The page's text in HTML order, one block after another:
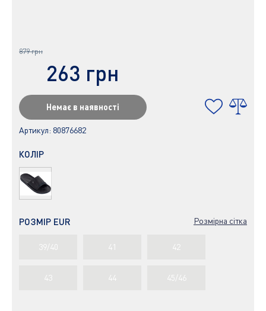
879 грн
263 грн
Немає в наявності
Артикул: 80876682
КОЛІР
РОЗМІР EUR Розмірна сітка
39/40 41 42
43 44 45/46